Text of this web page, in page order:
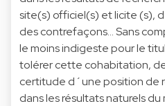
site(s) officiel(s) et licite(s),
des contrefaçons... Sans
le moins indigeste pour le
tolérer cette cohabitation,
certitude d´une position de
dans les résultats naturels